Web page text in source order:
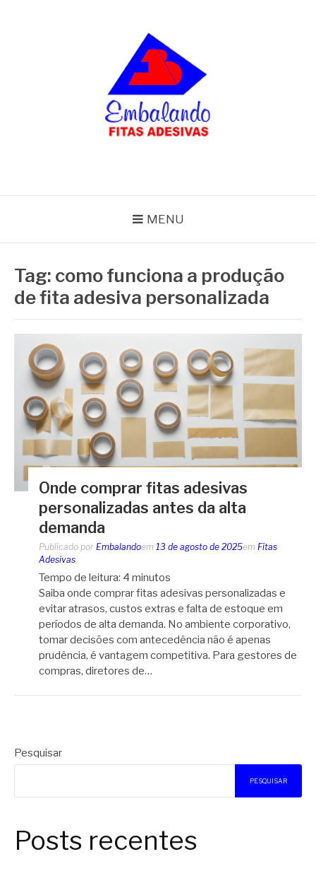
MENU
Tag: como funciona a produção
de fita adesiva personalizada
Onde comprar fitas adesivas
personalizadas antes da alta
demanda
Publicado por Embalandoem 13 de agosto de 2025em Fitas
Adesivas
Tempo de leitura: 4 minutos
Saiba onde comprar fitas adesivas personalizadas e
evitar atrasos, custos extras e falta de estoque em
períodos de alta demanda. No ambiente corporativo,
tomar decisões com antecedência não é apenas
prudência, é vantagem competitiva. Para gestores de
compras, diretores de…
Pesquisar
PESQUISAR
Posts recentes